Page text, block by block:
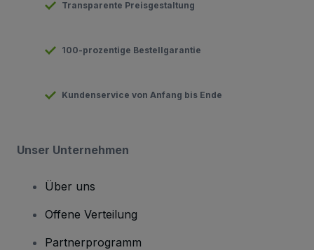
Transparente Preisgestaltung
100-prozentige Bestellgarantie
Kundenservice von Anfang bis Ende
Unser Unternehmen
Über uns
Offene Verteilung
Partnerprogramm